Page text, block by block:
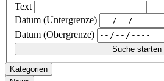
Text
Datum (Untergrenze)
Datum (Obergrenze)
Kategorien